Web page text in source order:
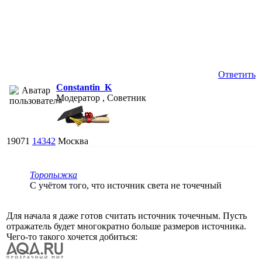
Ответить
Constantin_K
Модератор , Советник
19071 14342 Москва
Торопыжка
С учётом того, что источник света не точечный
Для начала я даже готов считать источник точечным. Пусть
отражатель будет многократно больше размеров источника.
Чего-то такого хочется добиться: